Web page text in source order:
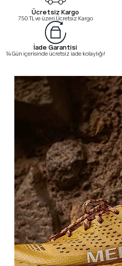
Ücretsiz Kargo
750 TL ve üzeri Ücretsiz Kargo
İade Garantisi
14 Gün içerisinde ücretsiz iade kolaylığı!